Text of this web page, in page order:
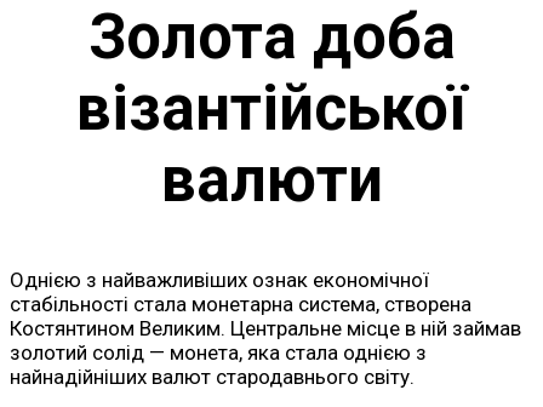
Золота доба
візантійської
валюти
Однією з найважливіших ознак економічної
стабільності стала монетарна система, створена
Костянтином Великим. Центральне місце в ній займав
золотий солід — монета, яка стала однією з
найнадійніших валют стародавнього світу.